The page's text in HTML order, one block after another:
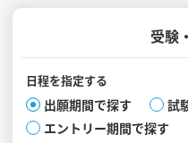
オープンキャ
入試・受験入
受験
日程を指定する
出願期間で探す
試
エントリー期間で探す